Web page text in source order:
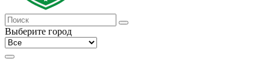
Выберите город